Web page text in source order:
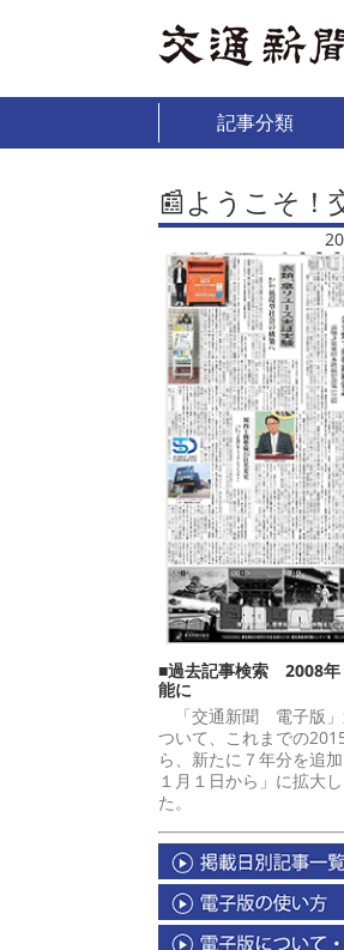
記事分類
📰ようこそ！
■過去記事検索 2008年
能に
「交通新聞 電子版」
ついて、これまでの
ら、新たに７年分を追
１月１日から」に拡大
た。 交通